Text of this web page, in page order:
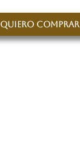
Quiero comprar